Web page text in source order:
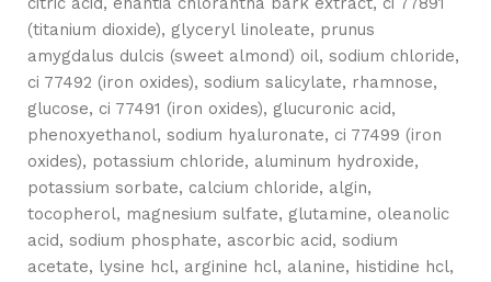
(titanium dioxide), glyceryl linoleate, prunus
amygdalus dulcis (sweet almond) oil, sodium chloride,
ci 77492 (iron oxides), sodium salicylate, rhamnose,
glucose, ci 77491 (iron oxides), glucuronic acid,
phenoxyethanol, sodium hyaluronate, ci 77499 (iron
oxides), potassium chloride, aluminum hydroxide,
potassium sorbate, calcium chloride, algin,
tocopherol, magnesium sulfate, glutamine, oleanolic
acid, sodium phosphate, ascorbic acid, sodium
acetate, lysine hcl, arginine hcl, alanine, histidine hcl,